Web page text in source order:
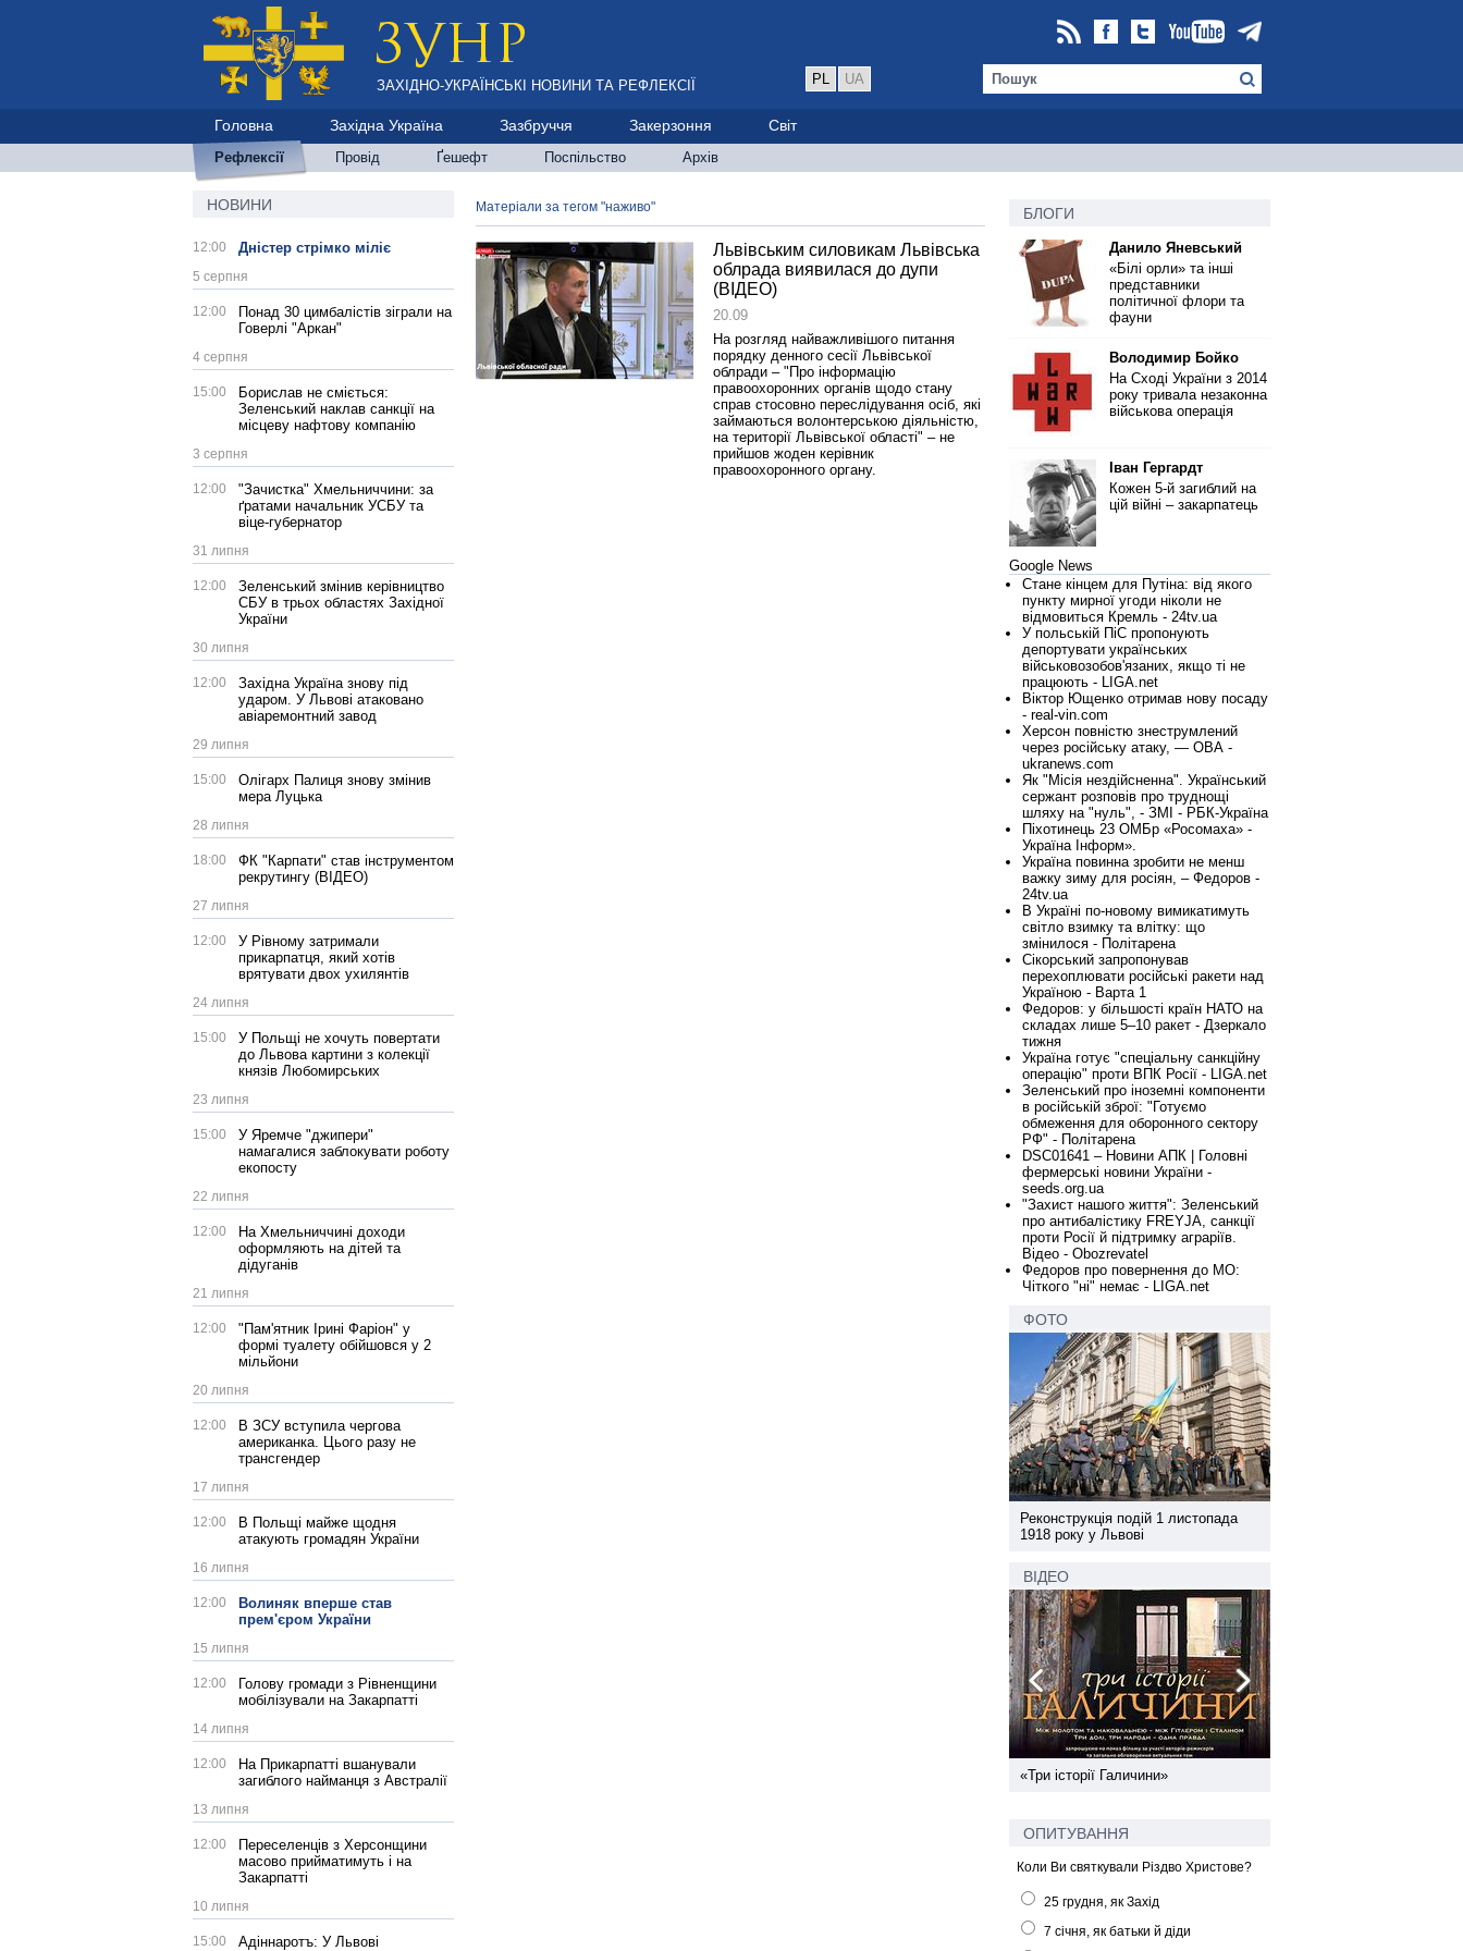
ЗАХІДНО-УКРАЇНСЬКІ НОВИНИ ТА РЕФЛЕКСІЇ PL UA
Головна Західна Україна Зазбруччя Закерзоння Світ
Рефлексії Провід Ґешефт Поспільство Архів
НОВИНИ
12:00 Дністер стрімко міліє
5 серпня
12:00
Понад 30 цимбалістів зіграли на
Говерлі "Аркан"
4 серпня
15:00
Борислав не сміється:
Зеленський наклав санкції на
місцеву нафтову компанію
3 серпня
12:00
"Зачистка" Хмельниччини: за
ґратами начальник УСБУ та
віце-губернатор
31 липня
12:00
Зеленський змінив керівництво
СБУ в трьох областях Західної
України
30 липня
12:00
Західна Україна знову під
ударом. У Львові атаковано
авіаремонтний завод
29 липня
15:00
Олігарх Палиця знову змінив
мера Луцька
28 липня
18:00
ФК "Карпати" став інструментом
рекрутингу (ВІДЕО)
27 липня
12:00
У Рівному затримали
прикарпатця, який хотів
врятувати двох ухилянтів
24 липня
15:00
У Польщі не хочуть повертати
до Львова картини з колекції
князів Любомирських
23 липня
15:00
У Яремче "джипери"
намагалися заблокувати роботу
екопосту
22 липня
12:00
На Хмельниччині доходи
оформляють на дітей та
дідуганів
21 липня
12:00
"Пам'ятник Ірині Фаріон" у
формі туалету обійшовся у 2
мільйони
20 липня
12:00
В ЗСУ вступила чергова
американка. Цього разу не
трансгендер
17 липня
12:00
В Польщі майже щодня
атакують громадян України
16 липня
12:00
Волиняк вперше став
прем'єром України
15 липня
12:00
Голову громади з Рівненщини
мобілізували на Закарпатті
14 липня
12:00
На Прикарпатті вшанували
загиблого найманця з Австралії
13 липня
12:00
Переселенців з Херсонщини
масово прийматимуть і на
Закарпатті
10 липня
15:00
Адіннаротъ: У Львові
Матеріали за тегом "наживо"
Львівським силовикам Львівська
облрада виявилася до дупи
(ВІДЕО)
20.09
На розгляд найважливішого питання
порядку денного сесії Львівської
облради – "Про інформацію
правоохоронних органів щодо стану
справ стосовно переслідування осіб, які
займаються волонтерською діяльністю,
на території Львівської області" – не
прийшов жоден керівник
правоохоронного органу.
БЛОГИ
Данило Яневський
«Білі орли» та інші
представники
політичної флори та
фауни
Володимир Бойко
На Сході України з 2014
року тривала незаконна
військова операція
Іван Гергардт
Кожен 5-й загиблий на
цій війні – закарпатець
Google News
Стане кінцем для Путіна: від якого
пункту мирної угоди ніколи не
відмовиться Кремль - 24tv.ua
У польській ПіС пропонують
депортувати українських
військовозобов'язаних, якщо ті не
працюють - LIGA.net
Віктор Ющенко отримав нову посаду
- real-vin.com
Херсон повністю знеструмлений
через російську атаку, — ОВА -
ukranews.com
Як "Місія нездійсненна". Український
сержант розповів про труднощі
шляху на "нуль", - ЗМІ - РБК-Україна
Піхотинець 23 ОМБр «Росомаха» -
Україна Інформ».
Україна повинна зробити не менш
важку зиму для росіян, – Федоров -
24tv.ua
В Україні по-новому вимикатимуть
світло взимку та влітку: що
змінилося - Політарена
Сікорський запропонував
перехоплювати російські ракети над
Україною - Варта 1
Федоров: у більшості країн НАТО на
складах лише 5–10 ракет - Дзеркало
тижня
Україна готує "спеціальну санкційну
операцію" проти ВПК Росії - LIGA.net
Зеленський про іноземні компоненти
в російській зброї: "Готуємо
обмеження для оборонного сектору
РФ" - Політарена
DSC01641 – Новини АПК | Головні
фермерські новини України -
seeds.org.ua
"Захист нашого життя": Зеленський
про антибалістику FREYJA, санкції
проти Росії й підтримку аграріїв.
Відео - Obozrevatel
Федоров про повернення до МО:
Чіткого "ні" немає - LIGA.net
ФОТО
Реконструкція подій 1 листопада
1918 року у Львові
ВІДЕО
«Три історії Галичини»
ОПИТУВАННЯ
Коли Ви святкували Різдво Христове?
25 грудня, як Захід
7 січня, як батьки й діди